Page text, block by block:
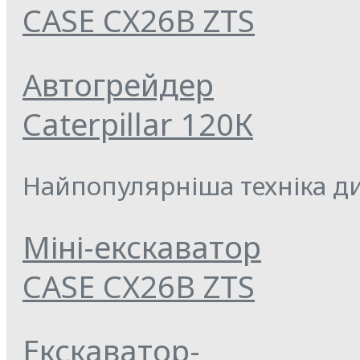
CASE CX26B ZTS
Автогрейдер
Caterpillar 120К
Найпопулярніша техніка
Міні-екскаватор
CASE CX26B ZTS
Екскаватор-